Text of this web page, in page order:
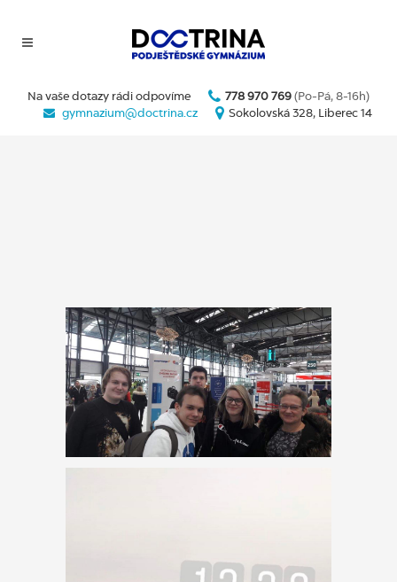
Na vaše dotazy rádi odpovíme 778 970 769 (Po-Pá, 8-16h)
gymnazium@doctrina.cz
Sokolovská 328, Liberec 14